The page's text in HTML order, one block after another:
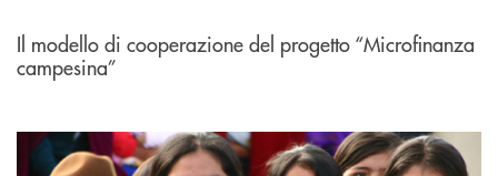
Il modello di cooperazione del progetto “Microfinanza
campesina”